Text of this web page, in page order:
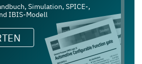
Simulation, SPICE‑,
IBIS‑Modell